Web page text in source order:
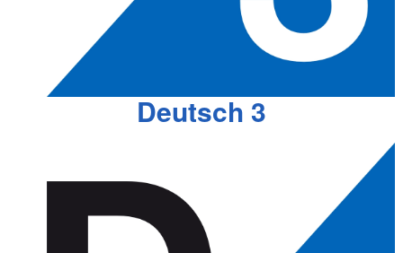
Deutsch 3